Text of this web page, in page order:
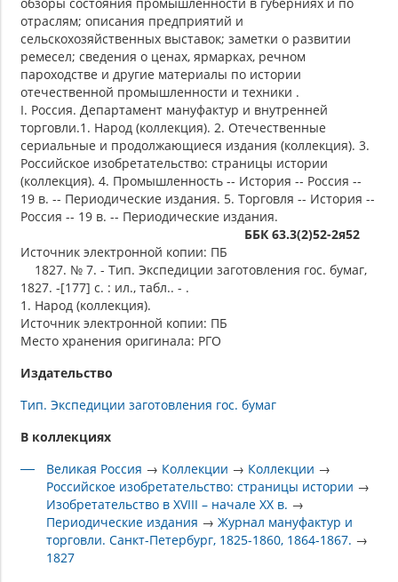
обзоры состояния промышленности в губерниях и по
отраслям; описания предприятий и
сельскохозяйственных выставок; заметки о развитии
ремесел; сведения о ценах, ярмарках, речном
пароходстве и другие материалы по истории
отечественной промышленности и техники .
I. Россия. Департамент мануфактур и внутренней
торговли.1. Народ (коллекция). 2. Отечественные
сериальные и продолжающиеся издания (коллекция). 3.
Российское изобретательство: страницы истории
(коллекция). 4. Промышленность -- История -- Россия --
19 в. -- Периодические издания. 5. Торговля -- История --
Россия -- 19 в. -- Периодические издания.
ББК 63.3(2)52-2я52
Источник электронной копии: ПБ
1827. № 7. - Тип. Экспедиции заготовления гос. бумаг,
1827. -[177] с. : ил., табл.. - .
1. Народ (коллекция).
Источник электронной копии: ПБ
Место хранения оригинала: РГО
Издательство
Тип. Экспедиции заготовления гос. бумаг
В коллекциях
Великая Россия → Коллекции → Коллекции →
Российское изобретательство: страницы истории →
Изобретательство в XVIII – начале XX в. →
Периодические издания →Журнал мануфактур и
торговли. Санкт-Петербург, 1825-1860, 1864-1867. →
1827